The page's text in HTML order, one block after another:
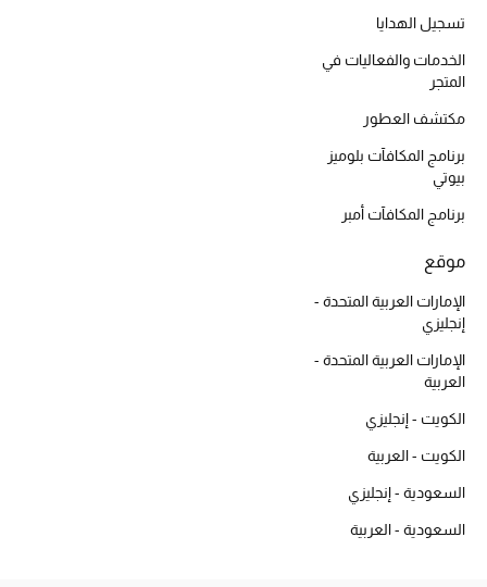
أبرز المصممين
تسوقوا الحقائب
الموسم الجديد
أحذية النسائية
تشكيلة الأحذية
الأحذية الرجالية
أبرز المصممين
تسجيل الهدايا
الخدمات والفعاليات في
المتجر
مكتشف العطور
برنامج المكافآت بلوميز
بيوتي
برنامج المكافآت أمبر
موقع
الإمارات العربية المتحدة -
إنجليزي
الإمارات العربية المتحدة -
العربية
الكويت - إنجليزي
الكويت - العربية
السعودية - إنجليزي
السعودية - العربية